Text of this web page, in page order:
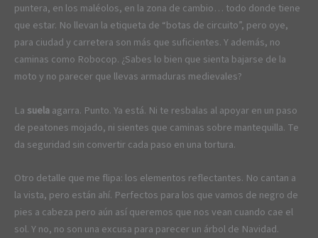
puntera, en los maléolos, en la zona de cambio… todo donde tiene
que estar. No llevan la etiqueta de “botas de circuito”, pero oye,
para ciudad y carretera son más que suficientes. Y además, no
caminas como Robocop. ¿Sabes lo bien que sienta bajarse de la
moto y no parecer que llevas armaduras medievales?
La suelaagarra. Punto. Ya está. Ni te resbalas al apoyar en un paso
de peatones mojado, ni sientes que caminas sobre mantequilla. Te
da seguridad sin convertir cada paso en una tortura.
Otro detalle que me flipa: los elementos reflectantes. No cantan a
la vista, pero están ahí. Perfectos para los que vamos de negro de
pies a cabeza pero aún así queremos que nos vean cuando cae el
sol. Y no, no son una excusa para parecer un árbol de Navidad.